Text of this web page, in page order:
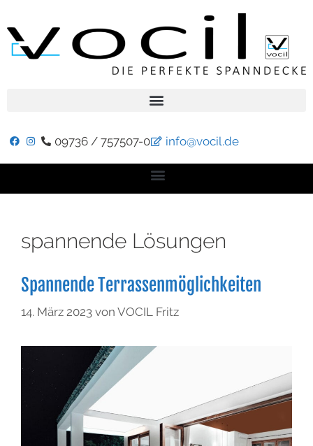
09736 / 757507-0 info@vocil.de
spannende Lösungen
Spannende Terrassenmöglichkeiten
14. März 2023 von VOCIL Fritz